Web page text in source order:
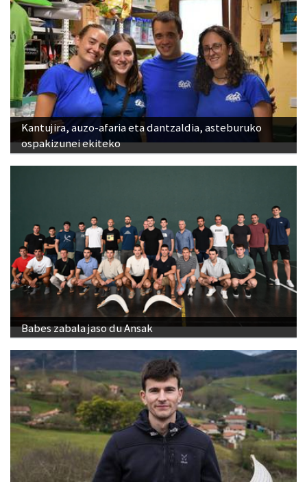
Kantujira, auzo-afaria eta dantzaldia, asteburuko
ospakizunei ekiteko
Babes zabala jaso du Ansak